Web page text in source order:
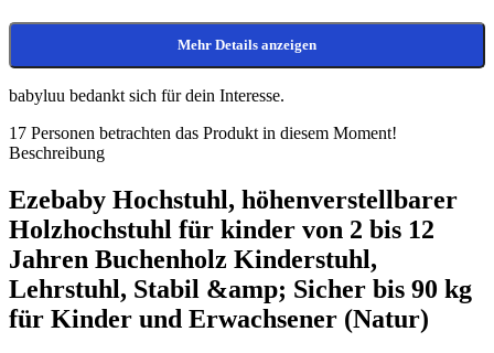
Mehr Details anzeigen
babyluu bedankt sich für dein Interesse.
17 Personen betrachten das Produkt in diesem Moment!
Beschreibung
Ezebaby Hochstuhl, höhenverstellbarer
Holzhochstuhl für kinder von 2 bis 12
Jahren Buchenholz Kinderstuhl,
Lehrstuhl, Stabil &amp; Sicher bis 90 kg
für Kinder und Erwachsener (Natur)